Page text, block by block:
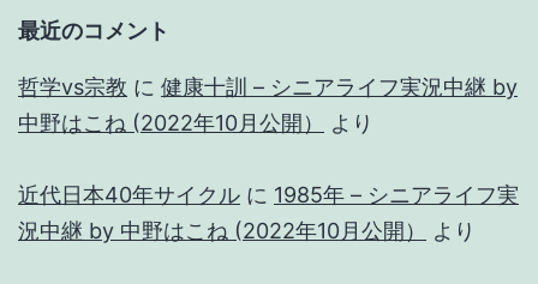
最近のコメント
哲学vs宗教 に 健康十訓 – シニアライフ実況中継 by
中野はこね (2022年10月公開）
より
近代日本40年サイクル に 1985年 – シニアライフ実
況中継 by 中野はこね (2022年10月公開）
より